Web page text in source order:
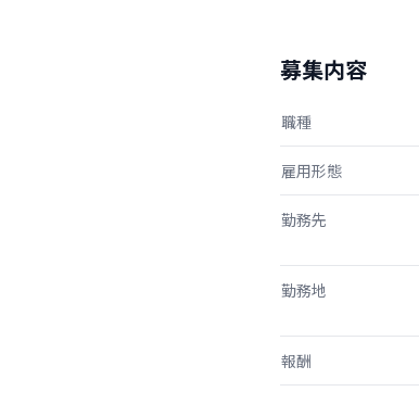
募集内容
職種
雇用形態
勤務先
勤務地
報酬